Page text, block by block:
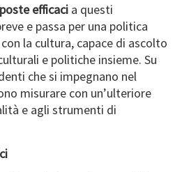
efficaci a questi
e passa per una politica
la cultura, capace di ascolto
e politiche insieme. Su
che si impegnano nel
misurare con un’ulteriore
e agli strumenti di